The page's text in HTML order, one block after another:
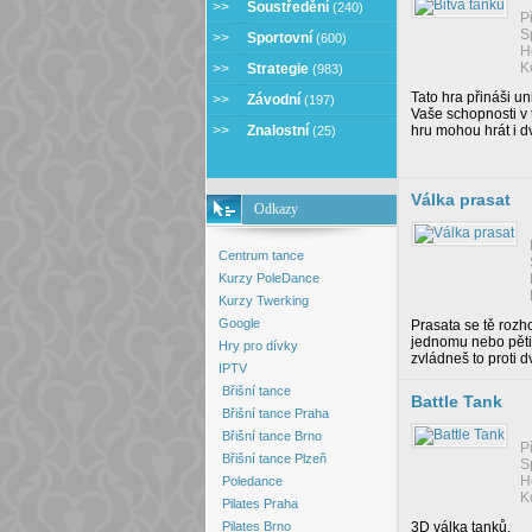
>> Soustředění (240)
>> Sportovní (600)
>> Strategie (983)
>> Závodní (197)
>> Znalostní (25)
Odkazy
Centrum tance
Kurzy PoleDance
Kurzy Twerking
Google
Hry pro dívky
IPTV
Břišní tance
Břišní tance Praha
Břišní tance Brno
Břišní tance Plzeň
Poledance
Pilates Praha
Pilates Brno
Tato hra přináši
Vaše schopnosti v
hru mohou hrát i
Válka prasat
Prasata se tě
jednomu nebo
zvládneš to proti
Battle Tank
3D válka tanků.